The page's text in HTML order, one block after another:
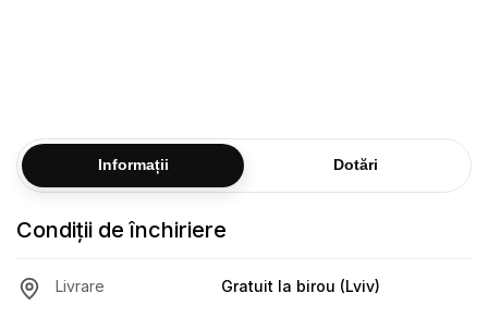
Informații Dotări
Condiții de închiriere
Livrare Gratuit la birou (Lviv)